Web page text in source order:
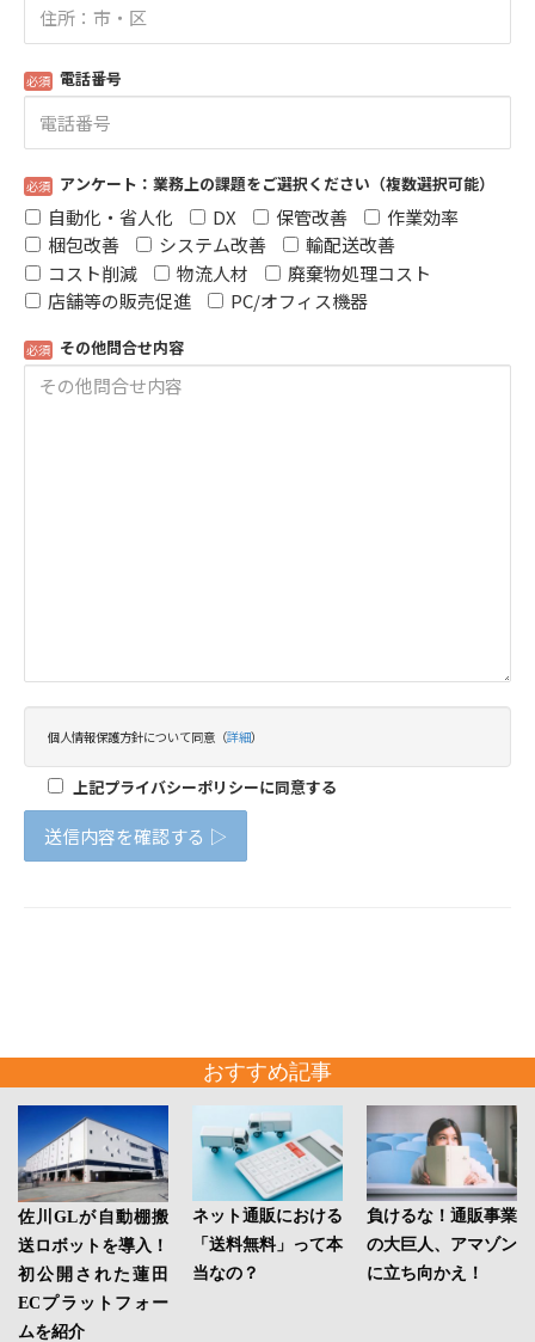
おすすめ記事
佐川GLが自動棚搬
送ロボットを導入！
初公開された蓮田
ECプラットフォー
ムを紹介
ネット通販における
「送料無料」って本
当なの？
負けるな！通販事業
の大巨人、アマゾン
に立ち向かえ！